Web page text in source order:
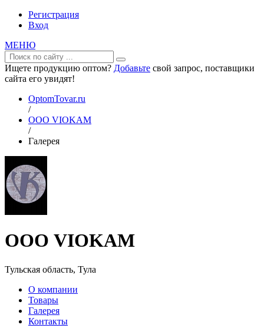
Регистрация
Вход
МЕНЮ
Ищете продукцию оптом? Добавьте свой запрос, поставщики
сайта его увидят!
OptomTovar.ru
/
ООО VIOKAM
/
Галерея
ООО VIOKAM
Тульская область, Тула
О компании
Товары
Галерея
Контакты